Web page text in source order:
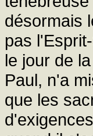
désormais
pas
le jour de
Paul, n'a
que les